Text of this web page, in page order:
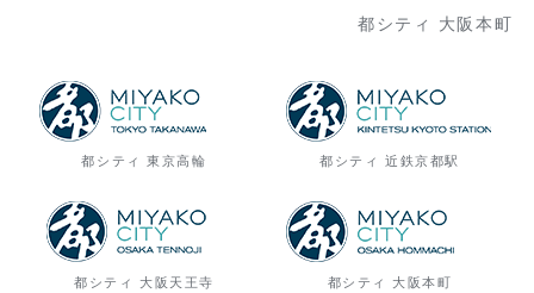
都シティ 大阪本町
都シティ 東京高輪 都シティ 近鉄京都駅
都シティ 大阪天王寺 都シティ 大阪本町